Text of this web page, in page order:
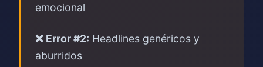
emocional
❌ Error #2: Headlines genéricos y
aburridos